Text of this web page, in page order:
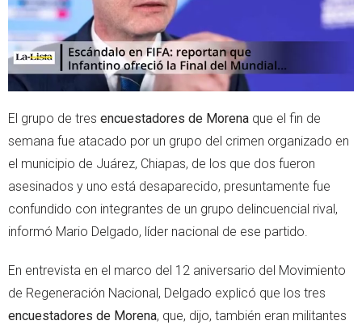
El grupo de tres encuestadores de Morena que el fin de
semana fue atacado por un grupo del crimen organizado en
el municipio de Juárez, Chiapas, de los que dos fueron
asesinados y uno está desaparecido, presuntamente fue
confundido con integrantes de un grupo delincuencial rival,
informó Mario Delgado, líder nacional de ese partido.
En entrevista en el marco del 12 aniversario del Movimiento
de Regeneración Nacional, Delgado explicó que los tres
encuestadores de Morena, que, dijo, también eran militantes